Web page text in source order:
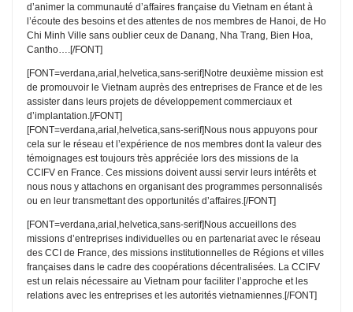
d’animer la communauté d’affaires française du Vietnam en étant à
l’écoute des besoins et des attentes de nos membres de Hanoi, de Ho
Chi Minh Ville sans oublier ceux de Danang, Nha Trang, Bien Hoa,
Cantho….[/FONT]
[FONT=verdana,arial,helvetica,sans-serif]Notre deuxième mission est
de promouvoir le Vietnam auprès des entreprises de France et de les
assister dans leurs projets de développement commerciaux et
d’implantation.[/FONT]
[FONT=verdana,arial,helvetica,sans-serif]Nous nous appuyons pour
cela sur le réseau et l’expérience de nos membres dont la valeur des
témoignages est toujours très appréciée lors des missions de la
CCIFV en France. Ces missions doivent aussi servir leurs intérêts et
nous nous y attachons en organisant des programmes personnalisés
ou en leur transmettant des opportunités d’affaires.[/FONT]
[FONT=verdana,arial,helvetica,sans-serif]Nous accueillons des
missions d’entreprises individuelles ou en partenariat avec le réseau
des CCI de France, des missions institutionnelles de Régions et villes
françaises dans le cadre des coopérations décentralisées. La CCIFV
est un relais nécessaire au Vietnam pour faciliter l’approche et les
relations avec les entreprises et les autorités vietnamiennes.[/FONT]